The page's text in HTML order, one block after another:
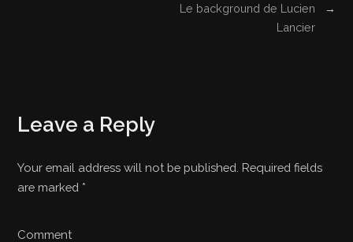
Le background de Lucien
Lancier
→
Leave a Reply
Your email address will not be published. Required fields
are marked *
Comment